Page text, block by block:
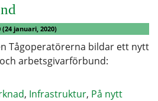
(24 januari, 2020)
Tågoperatörerna bildar ett nytt
arbetsgivarförbund:
, Infrastruktur, På nytt